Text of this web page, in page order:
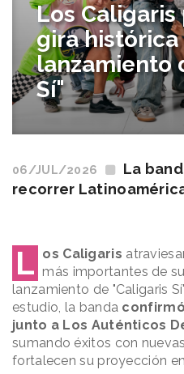
Los
gira histórica
lanzamiento
Sí"
06/JUL/2026
La
recorrer
L os Caligaris
más importantes de
lanzamiento de "Caligaris
estudio, la banda
junto a Los Auténticos
sumando éxitos con
fortalecen su proyección